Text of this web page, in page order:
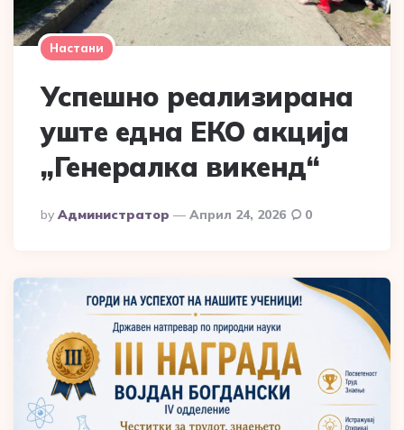
Настани
Успешно реализирана
уште една ЕКО акција
„Генералка викенд“
Posted
By
By Администратор Април 24, 2026 0